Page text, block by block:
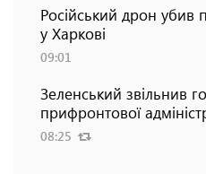
Російський дрон убив
у Харкові
09:01
Зеленський звільнив
прифронтової
08:25